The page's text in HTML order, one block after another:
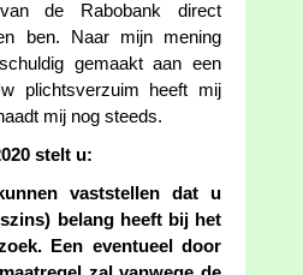
de Rabobank direct
ben. Naar mijn mening
gemaakt aan een
plichtsverzuim heeft mij
mij nog steeds.
stelt u:
vaststellen dat u
belang heeft bij het
Een eventueel door